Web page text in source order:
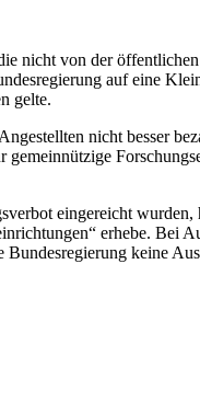
nicht von der
auf eine
gelte.
nicht besser
eingereicht
erhebe. Bei
keine